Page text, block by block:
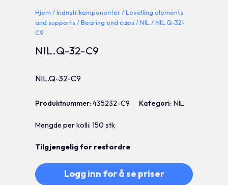
Hjem /Industrikomponenter/Levelling elements
and supports/Bearing end caps/NIL / NIL.Q-32-
C9
NIL.Q-32-C9
NIL.Q-32-C9
Produktnummer:435232-C9 Kategori:NIL
Mengde per kolli: 150 stk
Tilgjengelig for restordre
Logg inn for å se priser